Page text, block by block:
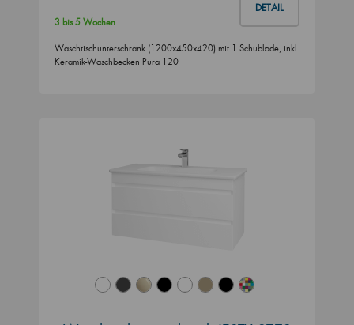
DETAIL
3 bis 5 Wochen
Waschtischunterschrank (1200x450x420) mit 1 Schublade, inkl.
Keramik-Waschbecken Pura 120